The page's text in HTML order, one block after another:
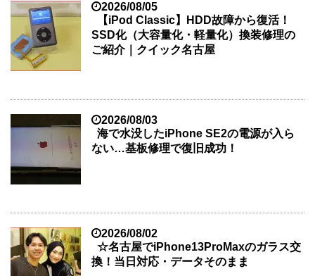
2026/08/05
【iPod Classic】HDD故障から復活！
SSD化（大容量化・軽量化）換装修理の
ご紹介｜クイック名古屋
2026/08/03
海で水没したiPhone SE2の電源が入ら
ない…基板修理で復旧成功！
2026/08/02
☆名古屋でiPhone13ProMaxのガラス交
換！当日対応・データそのまま